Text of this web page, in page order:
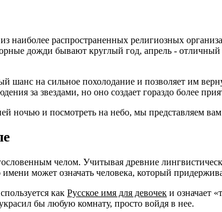
наиболее распространенных религиозных
дожди бывают круглый год, апрель -
на сильное похолодание и позволяет им
за звездами, но оно создает гораздо более
ночью и посмотреть на небо, мы представляем
челом. Учитывая древние
может означать человека, который
как Русское имя для девочек и означает
бы любую комнату, просто войдя в нее.